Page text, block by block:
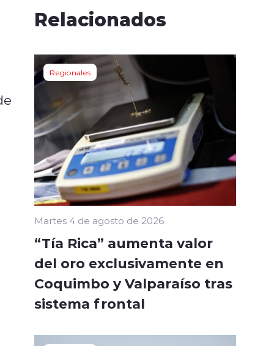
Relacionados
Regionales
Martes 4 de agosto de 2026
“Tía Rica” aumenta valor
del oro exclusivamente en
Coquimbo y Valparaíso tras
sistema frontal